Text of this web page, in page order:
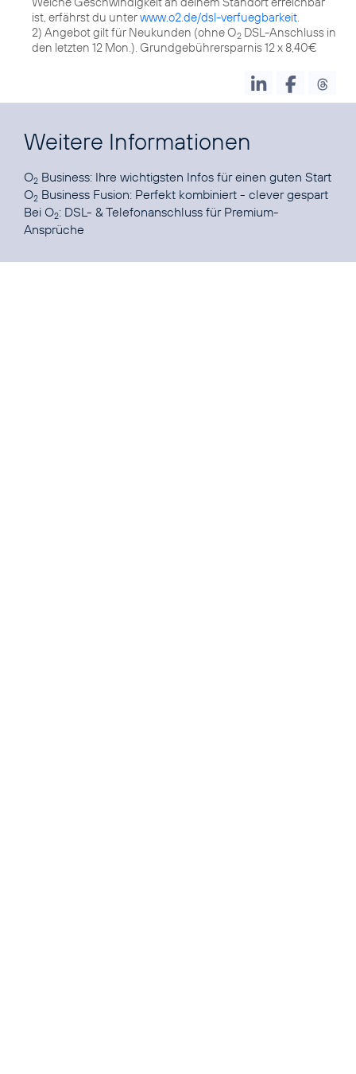
ist, erfährst du unterwww.o2.de/dsl-verfuegbarkeit
2) Angebot gilt für Neukunden (ohne O2 DSL-Anschluss in
den letzten 12 Mon.). Grundgebührersparnis 12 x 8,40€
Weitere Informationen
O2 Business: Ihre wichtigsten Infos für einen guten Start
O2 Business Fusion: Perfekt kombiniert - clever gespart
Bei O2: DSL- & Telefonanschluss für Premium-
Ansprüche